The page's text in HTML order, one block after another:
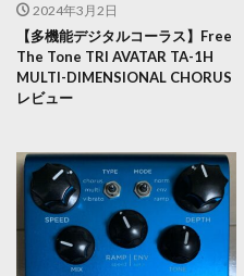
2024年3月2日
【多機能デジタルコーラス】Free
The Tone TRI AVATAR TA-1H
MULTI-DIMENSIONAL CHORUS
レビュー